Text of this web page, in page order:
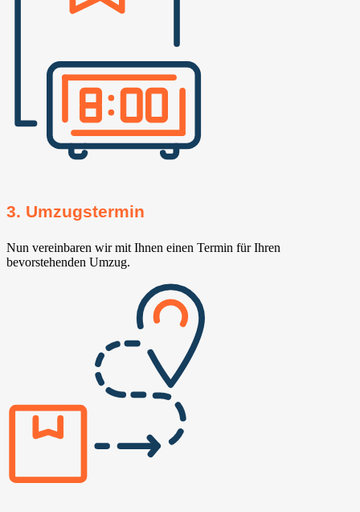
3. Umzugstermin
Nun vereinbaren wir mit Ihnen einen Termin für Ihren
bevorstehenden Umzug.